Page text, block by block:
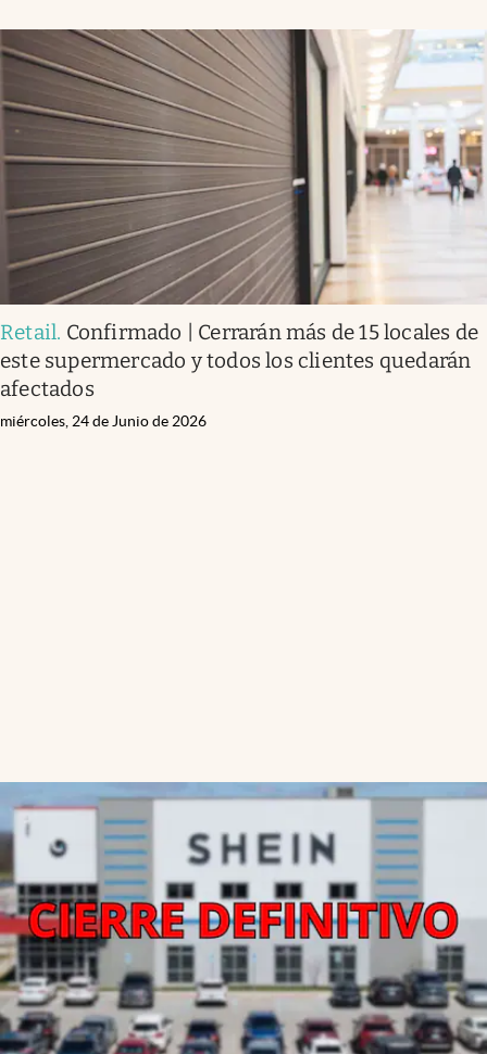
Retail. Confirmado | Cerrarán más de 15 locales de
este supermercado y todos los clientes quedarán
afectados
miércoles, 24 de Junio de 2026